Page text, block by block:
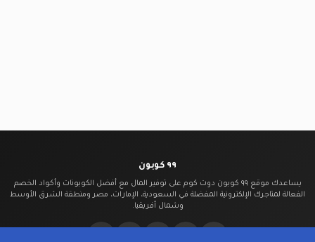
٩٩ كوبون
يساعدك موقع ٩٩ كوبون دوت كوم على توفير المال مع أفضل الكوبونات وأكواد الخصم
الفعالة لمتاجرك الإلكترونية المفضلة في السعودية، الإمارات، مصر ومنطقة الشرق الأوسط
وشمال أفريقيا.